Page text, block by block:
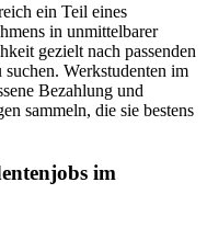
ein Teil eines
in unmittelbarer
gezielt nach passenden
Werkstudenten im
Bezahlung und
sammeln, die sie bestens
im